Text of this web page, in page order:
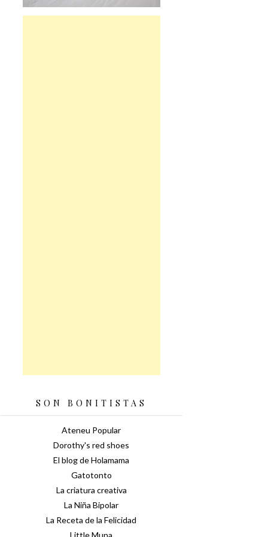
SON BONITISTAS
Ateneu Popular
Dorothy's red shoes
El blog de Holamama
Gatotonto
La criatura creativa
La Niña Bipolar
La Receta de la Felicidad